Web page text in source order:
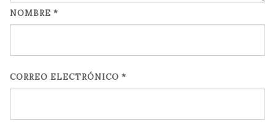
NOMBRE *
CORREO ELECTRÓNICO *